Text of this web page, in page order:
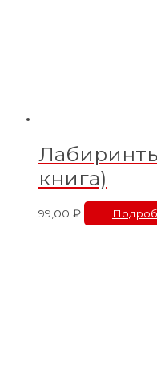
книга)
99,00 ₽